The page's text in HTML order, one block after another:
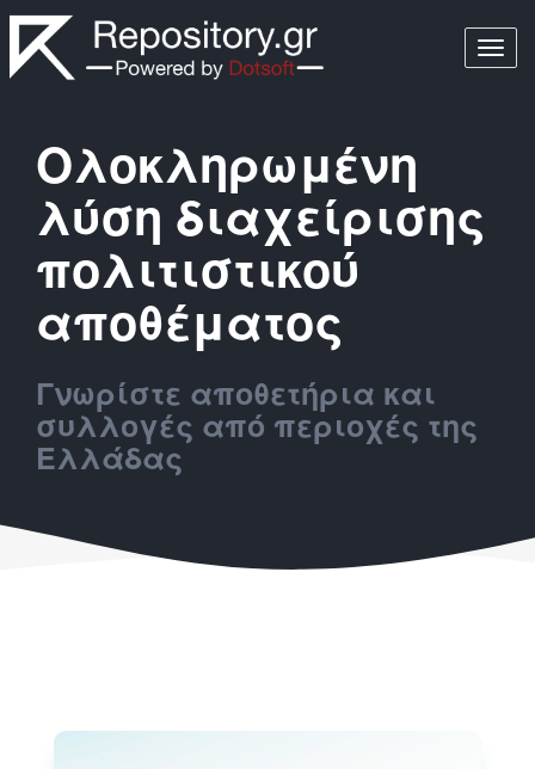
Ολοκληρωμένη
λύση διαχείρισης
πολιτιστικού
αποθέματος
Γνωρίστε αποθετήρια και
συλλογές από περιοχές της
Ελλάδας